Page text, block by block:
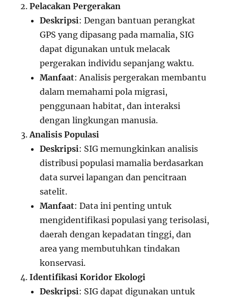
Pelacakan Pergerakan
Deskripsi: Dengan bantuan perangkat
GPS yang dipasang pada mamalia, SIG
dapat digunakan untuk melacak
pergerakan individu sepanjang waktu.
Manfaat: Analisis pergerakan membantu
dalam memahami pola migrasi,
penggunaan habitat, dan interaksi
dengan lingkungan manusia.
Analisis Populasi
Deskripsi: SIG memungkinkan analisis
distribusi populasi mamalia berdasarkan
data survei lapangan dan pencitraan
satelit.
Manfaat: Data ini penting untuk
mengidentifikasi populasi yang terisolasi,
daerah dengan kepadatan tinggi, dan
area yang membutuhkan tindakan
konservasi.
Identifikasi Koridor Ekologi
Deskripsi: SIG dapat digunakan untuk